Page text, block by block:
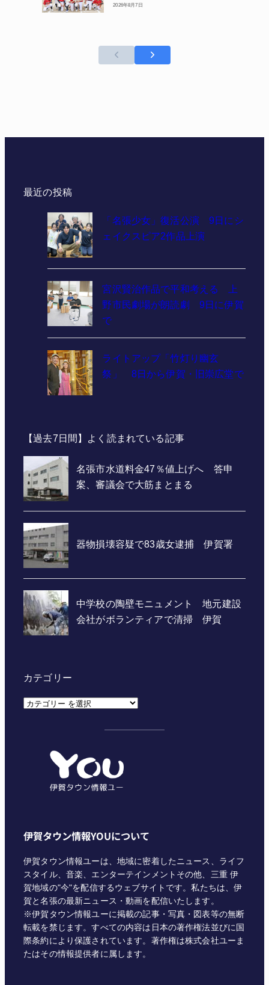
2026年8月7日
最近の投稿
「名張少女」復活公演 9日にシ
ェイクスピア2作品上演
宮沢賢治作品で平和考える 上
野市民劇場が朗読劇 9日に伊賀
で
ライトアップ「竹灯り幽玄
祭」 8日から伊賀・旧崇広堂で
【過去7日間】よく読まれている記事
カテゴリー
カ
伊賀タウン情報YOUについて
伊賀タウン情報ユーは、地域に密着したニュース、ライフ
スタイル、音楽、エンターテインメントその他、三重 伊
賀地域の"今"を配信するウェブサイトです。私たちは、伊
賀と名張の最新ニュース・動画を配信いたします。
※伊賀タウン情報ユーに掲載の記事・写真・図表等の無断
転載を禁じます。すべての内容は日本の著作権法並びに国
際条約により保護されています。著作権は株式会社ユーま
たはその情報提供者に属します。